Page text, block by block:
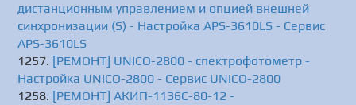
дистанционным управлением и опцией внешней
синхронизации (S) - Настройка APS-3610LS - Сервис
APS-3610LS
[РЕМОНТ] UNICO-2800 - cпектрофотометр -
Настройка UNICO-2800 - Сервис UNICO-2800
[РЕМОНТ] АКИП-1136C-80-12 -